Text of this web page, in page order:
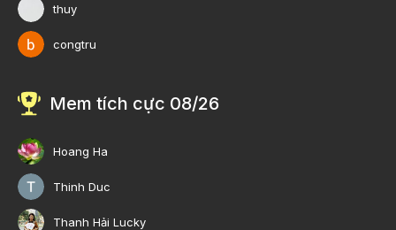
thuy
congtru
Mem tích cực 08/26
Hoang Ha
Thinh Duc
Thanh Hải Lucky